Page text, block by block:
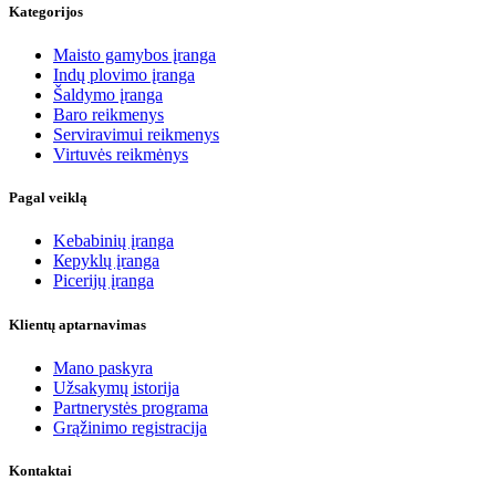
Kategorijos
Maisto gamybos įranga
Indų plovimo įranga
Šaldymo įranga
Baro reikmenys
Serviravimui reikmenys
Virtuvės reikmėnys
Pagal veiklą
Kebabinių įranga
Кеpyklų įranga
Picerijų įranga
Klientų aptarnavimas
Mano paskyra
Užsakymų istorija
Partnerystės programa
Grąžinimo registracija
Kontaktai